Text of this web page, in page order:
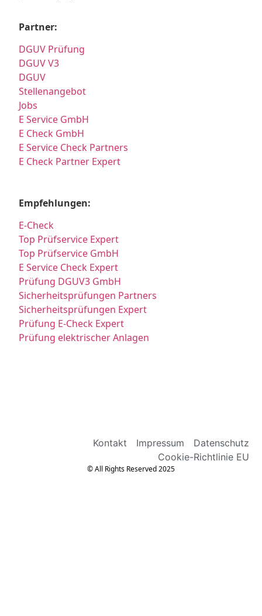
Partner:
DGUV Prüfung
DGUV V3
DGUV
Stellenangebot
Jobs
E Service GmbH
E Check GmbH
E Service Check Partners
E Check Partner Expert
Empfehlungen:
E-Check
Top Prüfservice Expert
Top Prüfservice GmbH
E Service Check Expert
Prüfung DGUV3 GmbH
Sicherheitsprüfungen Partners
Sicherheitsprüfungen Expert
Prüfung E-Check Expert
Prüfung elektrischer Anlagen
Kontakt Impressum
Datenschutz
Cookie-Richtlinie EU
© All Rights Reserved 2025